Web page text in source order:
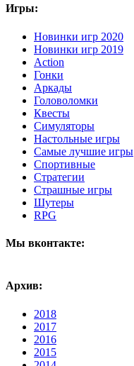
Игры:
Новинки игр 2020
Новинки игр 2019
Action
Гонки
Аркады
Головоломки
Квесты
Симуляторы
Настольные игры
Самые лучшие игры
Спортивные
Стратегии
Страшные игры
Шутеры
RPG
Мы вконтакте:
Архив:
2018
2017
2016
2015